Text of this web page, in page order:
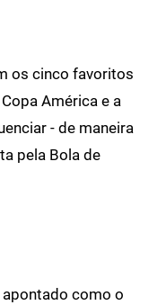
os cinco favoritos
América e a
- de maneira
pela Bola de
como o